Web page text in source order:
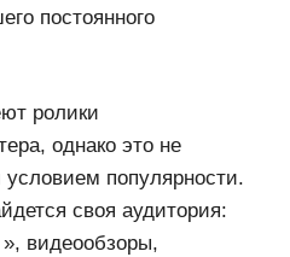
постоянного
ролики
однако это не
популярности.
своя аудитория:
видеообзоры,